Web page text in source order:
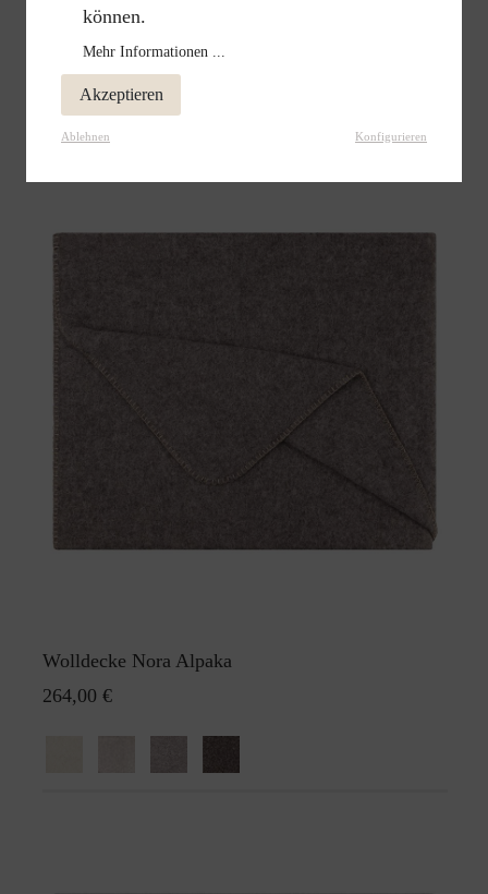
Wolldecke Heidi Bergschaf
269,00 €
Wolldecke Nora Alpaka
264,00 €
können.
Mehr Informationen ...
Akzeptieren
Ablehnen Konfigurieren